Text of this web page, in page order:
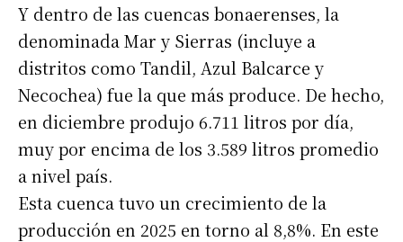
Dirección de correo electrónico*
Apellidos
Número de teléfono
Y dentro de las cuencas bonaerenses, la
denominada Mar y Sierras (incluye a
distritos como Tandil, Azul Balcarce y
Necochea) fue la que más produce. De hecho,
en diciembre produjo 6.711 litros por día,
muy por encima de los 3.589 litros promedio
a nivel país.
Esta cuenca tuvo un crecimiento de la
producción en 2025 en torno al 8,8%. En este